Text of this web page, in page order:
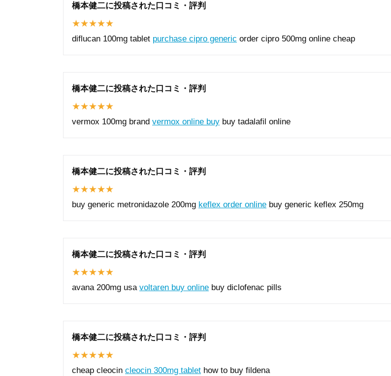
橋本健二に投稿された口コミ・評判
diflucan 100mg tablet purchase cipro generic order cipro 500mg online cheap
橋本健二に投稿された口コミ・評判
vermox 100mg brand vermox online buy buy tadalafil online
橋本健二に投稿された口コミ・評判
buy generic metronidazole 200mg keflex order online buy generic keflex 250mg
橋本健二に投稿された口コミ・評判
avana 200mg usa voltaren buy online buy diclofenac pills
橋本健二に投稿された口コミ・評判
cheap cleocin cleocin 300mg tablet how to buy fildena